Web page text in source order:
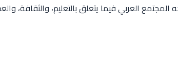
العربي فيما يتعلق بالتعليم، والثقافة،